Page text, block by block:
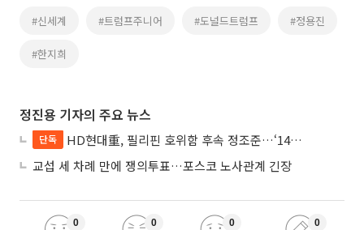
#신세계 #트럼프주니어 #도널드트럼프 #정용진
#한지희
정진용 기자의 주요 뉴스
단독
HD현대重, 필리핀 호위함 후속 정조준…‘14척+α’ 싹쓸이 노린다
교섭 세 차례 만에 쟁의투표…포스코 노사관계 긴장
0 0 0 0